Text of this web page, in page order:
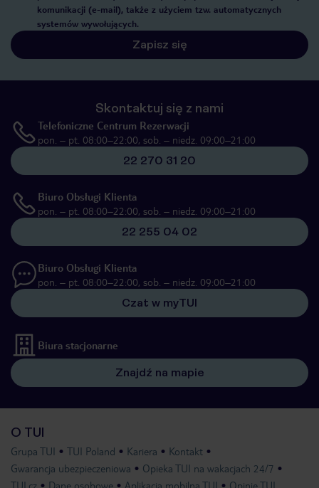
komunikacji (e-mail), także z użyciem tzw. automatycznych
systemów wywołujących.
Zapisz się
Skontaktuj się z nami
Telefoniczne Centrum Rezerwacji
pon. – pt. 08:00–22:00, sob. – niedz. 09:00–21:00
22 270 31 20
Biuro Obsługi Klienta
pon. – pt. 08:00–22:00, sob. – niedz. 09:00–21:00
22 255 04 02
Biuro Obsługi Klienta
pon. – pt. 08:00–22:00, sob. – niedz. 09:00–21:00
Czat w myTUI
Biura stacjonarne
Znajdź na mapie
O TUI
Grupa TUI TUI Poland Kariera
Kontakt
Gwarancja ubezpieczeniowa
Opieka TUI na wakacjach 24/7
TUI.cz
Dane osobowe Aplikacja mobilna TUI Opinie TUI